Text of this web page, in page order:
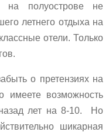
на полуострове не
летнего отдыха на
отели. Только
о претензиях на
имеете возможность
лет на 8-10. Но
шикарная